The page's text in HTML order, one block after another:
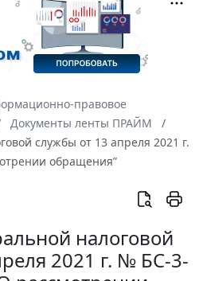
правовое
Документы ленты ПРАЙМ
службы от 13 апреля 2021 г.
обращения”
налоговой
2021 г. № БС-3-